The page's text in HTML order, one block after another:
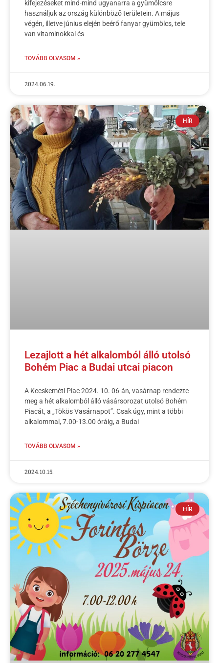
kifejezéseket mind-mind ugyanarra a gyümölcsre
használjuk az ország különböző területein. A május
végén, illetve június elején beérő fanyar gyümölcs, tele
van vitaminokkal és
TOVÁBB OLVASOM »
2024.06.19.
HÍR
Lezajlott a hét alkalomból álló utolsó
Bohém Piac a Budai utcai piacon
A Kecskeméti Piac 2024. 10. 06-án, vasárnap rendezte
meg a hét alkalomból álló vásársorozat utolsó Bohém
Piacát, a „Tökös Vasárnapot”. Csak úgy, mint a többi
alkalommal, 7.00-13.00 óráig, a Budai
TOVÁBB OLVASOM »
2024.10.15.
HÍR